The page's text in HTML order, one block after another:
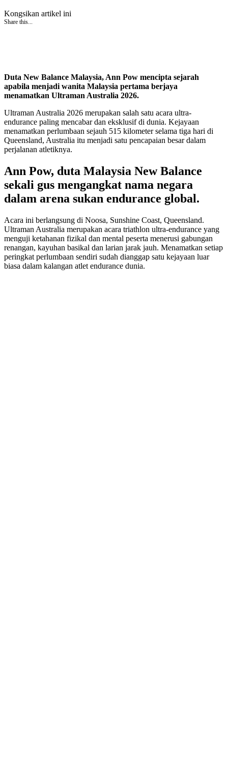
Kongsikan artikel ini
Share this...
Duta New Balance Malaysia, Ann Pow mencipta sejarah
apabila menjadi wanita Malaysia pertama berjaya
menamatkan Ultraman Australia 2026.
Ultraman Australia 2026 merupakan salah satu acara ultra-
endurance paling mencabar dan eksklusif di dunia. Kejayaan
menamatkan perlumbaan sejauh 515 kilometer selama tiga hari di
Queensland, Australia itu menjadi satu pencapaian besar dalam
perjalanan atletiknya.
Ann Pow, duta Malaysia New Balance
sekali gus mengangkat nama negara
dalam arena sukan endurance global.
Acara ini berlangsung di Noosa, Sunshine Coast, Queensland.
Ultraman Australia merupakan acara triathlon ultra-endurance yang
menguji ketahanan fizikal dan mental peserta menerusi gabungan
renangan, kayuhan basikal dan larian jarak jauh. Menamatkan setiap
peringkat perlumbaan sendiri sudah dianggap satu kejayaan luar
biasa dalam kalangan atlet endurance dunia.